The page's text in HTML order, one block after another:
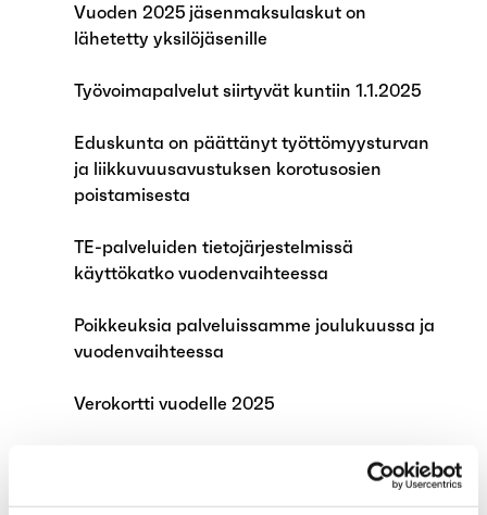
Vuoden 2025 jäsenmaksulaskut on
lähetetty yksilöjäsenille
Työvoimapalvelut siirtyvät kuntiin 1.1.2025
Eduskunta on päättänyt työttömyysturvan
ja liikkuvuusavustuksen korotusosien
poistamisesta
TE-palveluiden tietojärjestelmissä
käyttökatko vuodenvaihteessa
Poikkeuksia palveluissamme joulukuussa ja
vuodenvaihteessa
Verokortti vuodelle 2025